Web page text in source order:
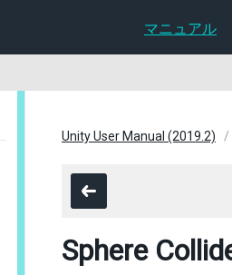
マニュアル
Unity User Manual (2019.2)
Sphere